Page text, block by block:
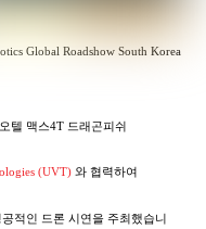
Global Roadshow South Korea
텔 맥스4T 드래곤피쉬
(UVT) 와 협력하여
적인 드론 시연을 주최했습니